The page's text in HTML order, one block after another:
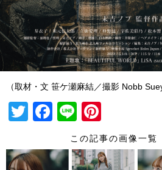
（取材・文 笹ケ瀬麻結／撮影 Nobb
T
tt
F
c
Li
n
e
nt
er
この記事の画像一覧